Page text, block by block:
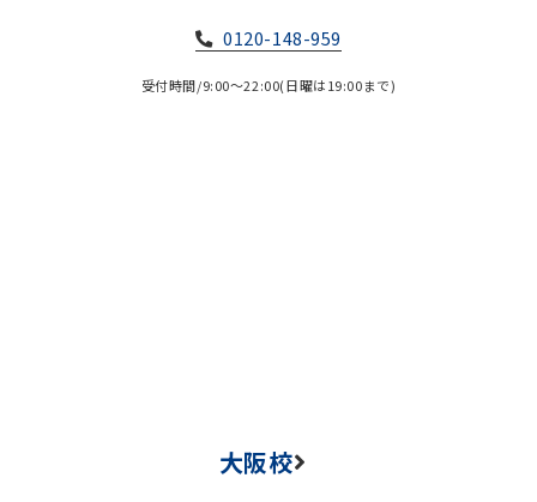
0120-148-959
受付時間/9:00～22:00(日曜は19:00まで)
大阪校